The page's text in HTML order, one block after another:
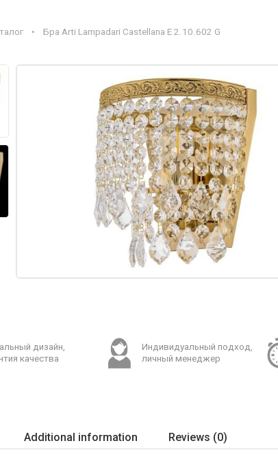
• Бра Arti Lampadari Castellana E 2.10.602 G
дизайн,
качества
Индивидуальный подход,
личный менеджер
Additional information Reviews (0)